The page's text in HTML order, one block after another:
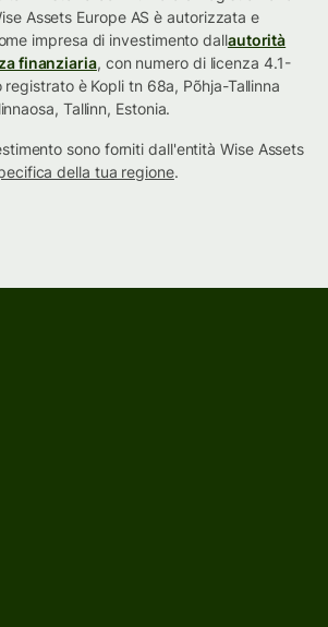
Assets Europe AS è autorizzata e
impresa di investimento dallautorità
finanziaria, con numero di licenza 4.1-
registrato è Kopli tn 68a, Põhja-Tallinna
linnaosa, Tallinn, Estonia.
sono forniti dall'entità Wise Assets
della tua regione.